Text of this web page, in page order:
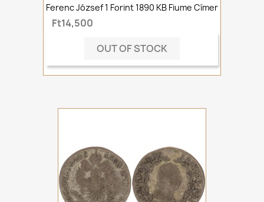
Ferenc József 1 Forint 1890 KB Fiume Címer
Ft14,500
OUT OF STOCK